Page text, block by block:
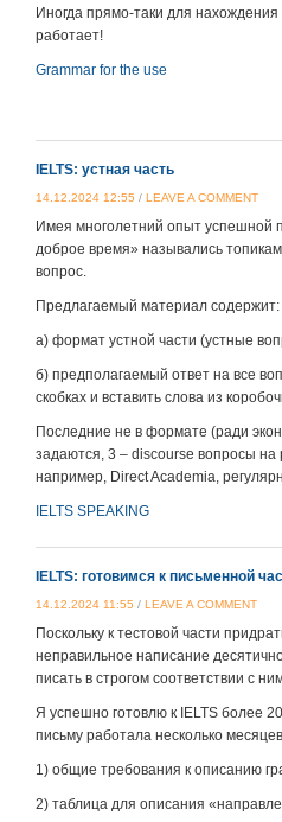
Иногда прямо-таки для
работает!
Grammar for the use
IELTS: устная часть
14.12.2024 12:55 / LEAVE A COMMENT
Имея многолетний опыт успешной
доброе время» назывались
вопрос.
Предлагаемый материал содержит:
а) формат устной части (устные
б) предполагаемый ответ на все
скобках и вставить слова из
Последние не в формате (ради
задаются, 3 – discourse вопросы на
например, Direct Academia,
IELTS SPEAKING
IELTS: готовимся к письменной
14.12.2024 11:55 / LEAVE A COMMENT
Поскольку к тестовой части
неправильное написание
писать в строгом соответствии с
Я успешно готовлю к IELTS более
письму работала несколько
1) общие требования к описанию
2) таблица для описания